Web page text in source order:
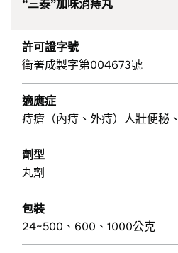
“三泰”加味消痔丸
許可證字號
衛署成製字第004673號
適應症
痔瘡（內痔、外痔）人壯便秘
劑型
丸劑
包裝
24~500、600、1000公克